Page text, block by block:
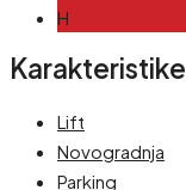
H
Karakteristike
Lift
Novogradnja
Parking